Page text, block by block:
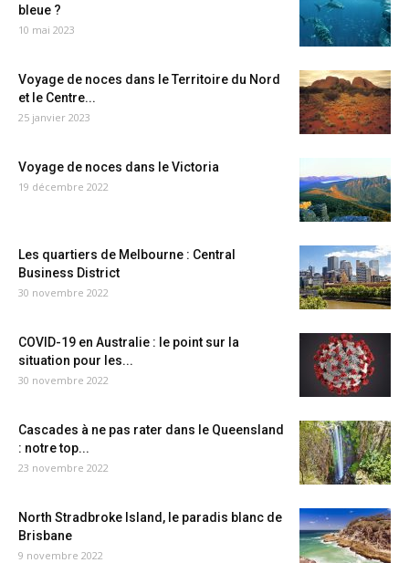
bleue ?
10 mai 2023
Voyage de noces dans le Territoire du Nord
et le Centre...
25 janvier 2023
Voyage de noces dans le Victoria
19 décembre 2022
Les quartiers de Melbourne : Central
Business District
30 novembre 2022
COVID-19 en Australie : le point sur la
situation pour les...
30 novembre 2022
Cascades à ne pas rater dans le Queensland
: notre top...
23 novembre 2022
North Stradbroke Island, le paradis blanc de
Brisbane
9 novembre 2022